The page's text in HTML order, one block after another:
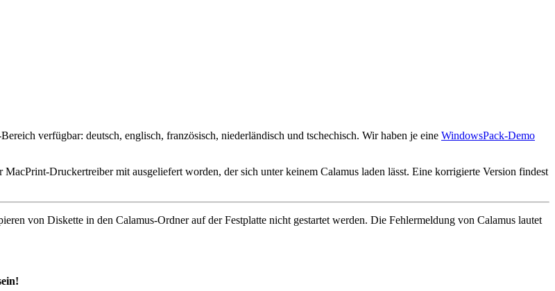
verfügbar: deutsch, englisch, französisch, niederländisch und tschechisch. Wir haben je eine WindowsPack-Demo
Druckertreiber mit ausgeliefert worden, der sich unter keinem Calamus laden lässt. Eine korrigierte Version findest
von Diskette in den Calamus-Ordner auf der Festplatte nicht gestartet werden. Die Fehlermeldung von Calamus lautet